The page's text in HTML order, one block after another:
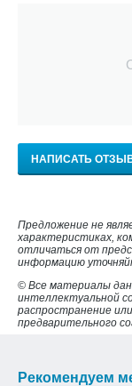
НАПИСАТЬ
Предложение не
характеристиках,
отличаться от
информацию
© Все материалы
интеллектуальной
распространение
предварительного
Рекомендуем